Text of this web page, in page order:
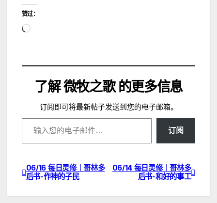
赞过：
正
载…
了解 微牧之歌 的更多信息
订阅即可将最新帖子发送到您的电子邮箱。
输入您的电子邮件…
订阅
文
章
06/14 每日灵修｜哥林多
后书-和好的事工
06/16 每日灵修｜哥林多
后书-作神的子民